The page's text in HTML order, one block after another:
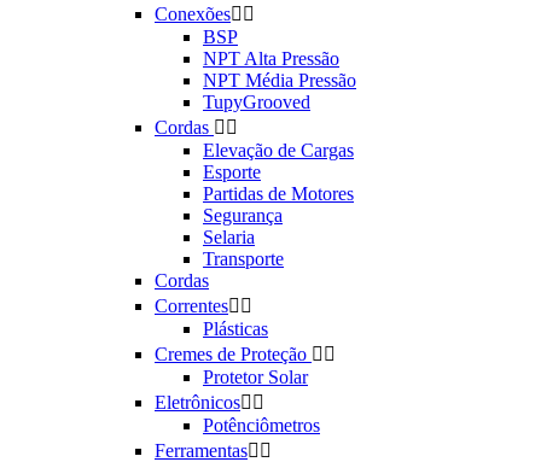
Conexões 
BSP
NPT Alta Pressão
NPT Média Pressão
TupyGrooved
Cordas  
Elevação de Cargas
Esporte
Partidas de Motores
Segurança
Selaria
Transporte
Cordas
Correntes 
Plásticas
Cremes de Proteção  
Protetor Solar
Eletrônicos 
Potênciômetros
Ferramentas 